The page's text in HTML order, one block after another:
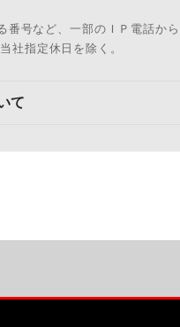
番号など、一部のＩＰ電話か
社指定休日を除く。
て